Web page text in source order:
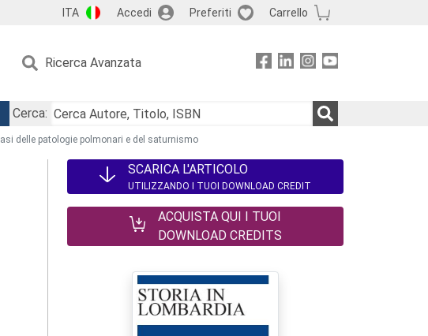
ITA Accedi Preferiti Carrello
Ricerca Avanzata
Cerca:
delle patologie polmonari e del saturnismo
SCARICA L'ARTICOLO
UTILIZZANDO I TUOI DOWNLOAD CREDIT
ACQUISTA QUI I TUOI
DOWNLOAD CREDITS